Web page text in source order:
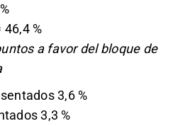
46,4 %
a favor del bloque de
3,6 %
3,3 %